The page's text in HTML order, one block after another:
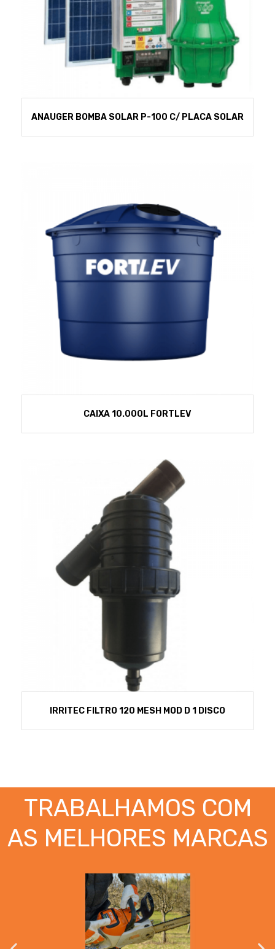
ANAUGER BOMBA SOLAR P-100 C/ PLACA SOLAR
CAIXA 10.000L FORTLEV
IRRITEC FILTRO 120 MESH MOD D 1 DISCO
TRABALHAMOS COM
AS MELHORES MARCAS